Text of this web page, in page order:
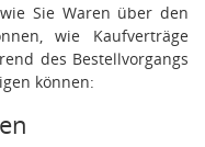
Sie Waren über den
wie Kaufverträge
des Bestellvorgangs
können: